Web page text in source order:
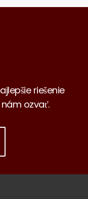
riešenie
ozvať.